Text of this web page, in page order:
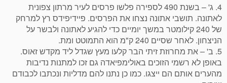
4. ג' – בשנת 490 לספירה פלשו פרסים לעיר מרתון צפונית
לאתונה. תושבי אתונה נצחו את הפרסים. פיידיפידס רץ למרחק
של 240 קילומטר במשך יומיים כדי להגיע לאתונה ולבשר על
הניצחון. לאחר שסיים 240 ק"מ הוא התמוטט ומת.
5. ב' – את מחרוזת זיתי הבר קלעו מעץ שגדל ליד מקדש זאוס.
באופן לא רשמי הזוכים באולימפיאדה גם זכו למתנות נדיבות
מהערים אותם הם ייצגו. כמו כן נתנו להם מדליות ונכתבו לכבודם